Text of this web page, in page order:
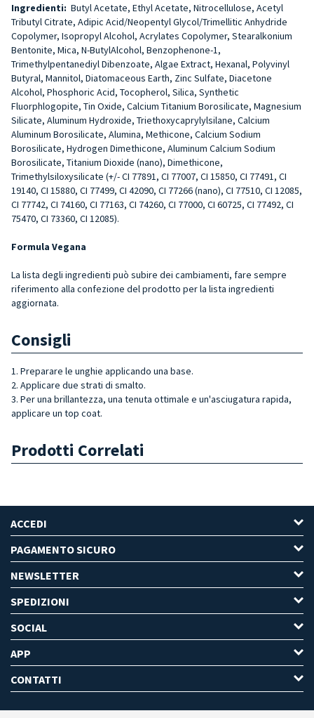
Ingredienti: Butyl Acetate, Ethyl Acetate, Nitrocellulose, Acetyl
Tributyl Citrate, Adipic Acid/Neopentyl Glycol/Trimellitic Anhydride
Copolymer, Isopropyl Alcohol, Acrylates Copolymer, Stearalkonium
Bentonite, Mica, N-ButylAlcohol, Benzophenone-1,
Trimethylpentanediyl Dibenzoate, Algae Extract, Hexanal, Polyvinyl
Butyral, Mannitol, Diatomaceous Earth, Zinc Sulfate, Diacetone
Alcohol, Phosphoric Acid, Tocopherol, Silica, Synthetic
Fluorphlogopite, Tin Oxide, Calcium Titanium Borosilicate, Magnesium
Silicate, Aluminum Hydroxide, Triethoxycaprylylsilane, Calcium
Aluminum Borosilicate, Alumina, Methicone, Calcium Sodium
Borosilicate, Hydrogen Dimethicone, Aluminum Calcium Sodium
Borosilicate, Titanium Dioxide (nano), Dimethicone,
Trimethylsiloxysilicate (+/- CI 77891, CI 77007, CI 15850, CI 77491, CI
19140, CI 15880, CI 77499, CI 42090, CI 77266 (nano), CI 77510, CI 12085,
CI 77742, CI 74160, CI 77163, CI 74260, CI 77000, CI 60725, CI 77492, CI
75470, CI 73360, CI 12085).
Formula Vegana
La lista degli ingredienti può subire dei cambiamenti, fare sempre
riferimento alla confezione del prodotto per la lista ingredienti
aggiornata.
Consigli
1. Preparare le unghie applicando una base.
2. Applicare due strati di smalto.
3. Per una brillantezza, una tenuta ottimale e un'asciugatura rapida,
applicare un top coat.
Prodotti Correlati
ACCEDI
PAGAMENTO SICURO
NEWSLETTER
SPEDIZIONI
SOCIAL
APP
CONTATTI